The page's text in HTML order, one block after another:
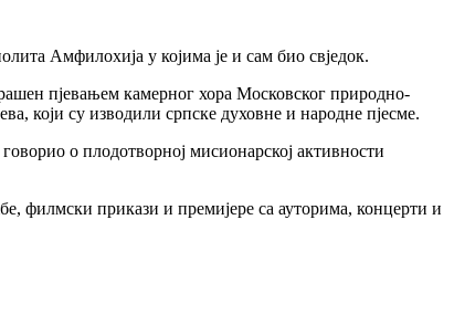
Амфилохија у којима је и сам био свједок.
пјевањем камерног хора Московског природно-
који су изводили српске духовне и народне пјесме.
о плодотворној мисионарској активности
филмски прикази и премијере са ауторима, концерти и